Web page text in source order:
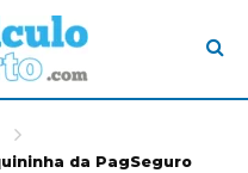
da PagSeguro